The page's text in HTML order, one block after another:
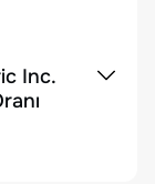
Inc.